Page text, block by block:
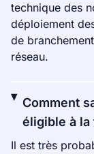
technique des
déploiement
de
réseau.
Comment
éligible à la
Il est très